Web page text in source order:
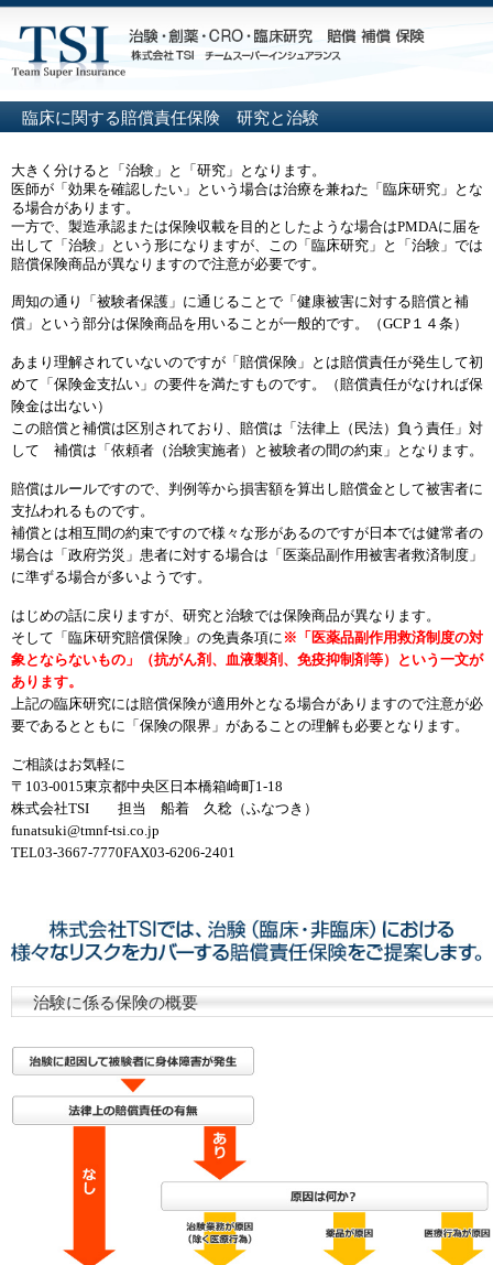
臨床に関する賠償責任保険 研究と治験
大きく分けると「治験」と「研究」となります。
医師が「効果を確認したい」という場合は治療を兼ねた「臨床研究」とな
る場合があります。
一方で、製造承認または保険収載を目的としたような場合はPMDAに届を
出して「治験」という形になりますが、この「臨床研究」と「治験」では
賠償保険商品が異なりますので注意が必要です。
周知の通り「被験者保護」に通じることで「健康被害に対する賠償と補
償」という部分は保険商品を用いることが一般的です。（GCP１４条）
あまり理解されていないのですが「賠償保険」とは賠償責任が発生して初
めて「保険金支払い」の要件を満たすものです。（賠償責任がなければ保
険金は出ない）
この賠償と補償は区別されており、賠償は「法律上（民法）負う責任」対
して 補償は「依頼者（治験実施者）と被験者の間の約束」となります。
賠償はルールですので、判例等から損害額を算出し賠償金として被害者に
支払われるものです。
補償とは相互間の約束ですので様々な形があるのですが日本では健常者の
場合は「政府労災」患者に対する場合は「医薬品副作用被害者救済制度」
に準ずる場合が多いようです。
はじめの話に戻りますが、研究と治験では保険商品が異なります。
そして「臨床研究賠償保険」の免責条項に ※「医薬品副作用救済制度の対
象とならないもの」（抗がん剤、血液製剤、免疫抑制剤等）という一文が
あります。
上記の臨床研究には賠償保険が適用外となる場合がありますので注意が必
要であるとともに「保険の限界」があることの理解も必要となります。
ご相談はお気軽に
〒103-0015東京都中央区日本橋箱崎町1-18
株式会社TSI 担当 船着 久稔（ふなつき）
funatsuki@tmnf-tsi.co.jp
TEL03-3667-7770FAX03-6206-2401
治験に係る保険の概要